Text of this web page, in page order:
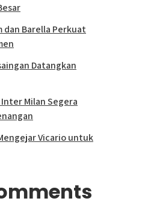
dan Barella Perkuat
Datangkan
Milan Segera
Vicario untuk